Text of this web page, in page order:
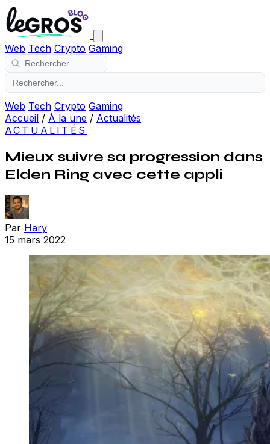
Web Tech Crypto Gaming
Web Tech Crypto Gaming
Accueil / À la une / Actualités
ACTUALITÉS
Mieux suivre sa progression dans
Elden Ring avec cette appli
Par Hary
15 mars 2022